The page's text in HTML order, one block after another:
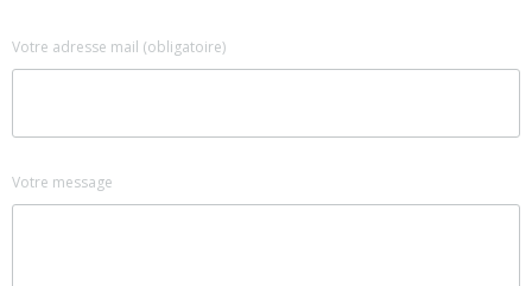
Votre adresse mail (obligatoire)
Votre message